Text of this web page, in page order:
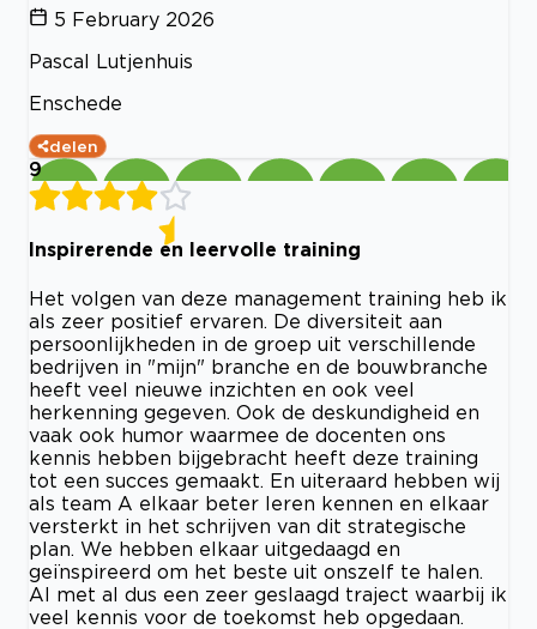
5 February 2026
Pascal Lutjenhuis
Enschede
delen
9
Inspirerende en leervolle training
Het volgen van deze management training heb ik
als zeer positief ervaren. De diversiteit aan
persoonlijkheden in de groep uit verschillende
bedrijven in "mijn" branche en de bouwbranche
heeft veel nieuwe inzichten en ook veel
herkenning gegeven. Ook de deskundigheid en
vaak ook humor waarmee de docenten ons
kennis hebben bijgebracht heeft deze training
tot een succes gemaakt. En uiteraard hebben wij
als team A elkaar beter leren kennen en elkaar
versterkt in het schrijven van dit strategische
plan. We hebben elkaar uitgedaagd en
geïnspireerd om het beste uit onszelf te halen.
Al met al dus een zeer geslaagd traject waarbij ik
veel kennis voor de toekomst heb opgedaan.